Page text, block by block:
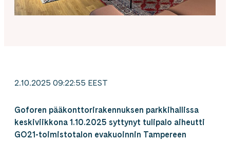
2.10.2025 09:22:55 EEST
Goforen pääkonttorirakennuksen parkkihallissa
keskiviikkona 1.10.2025 syttynyt tulipalo aiheutti
GO21-toimistotalon evakuoinnin Tampereen